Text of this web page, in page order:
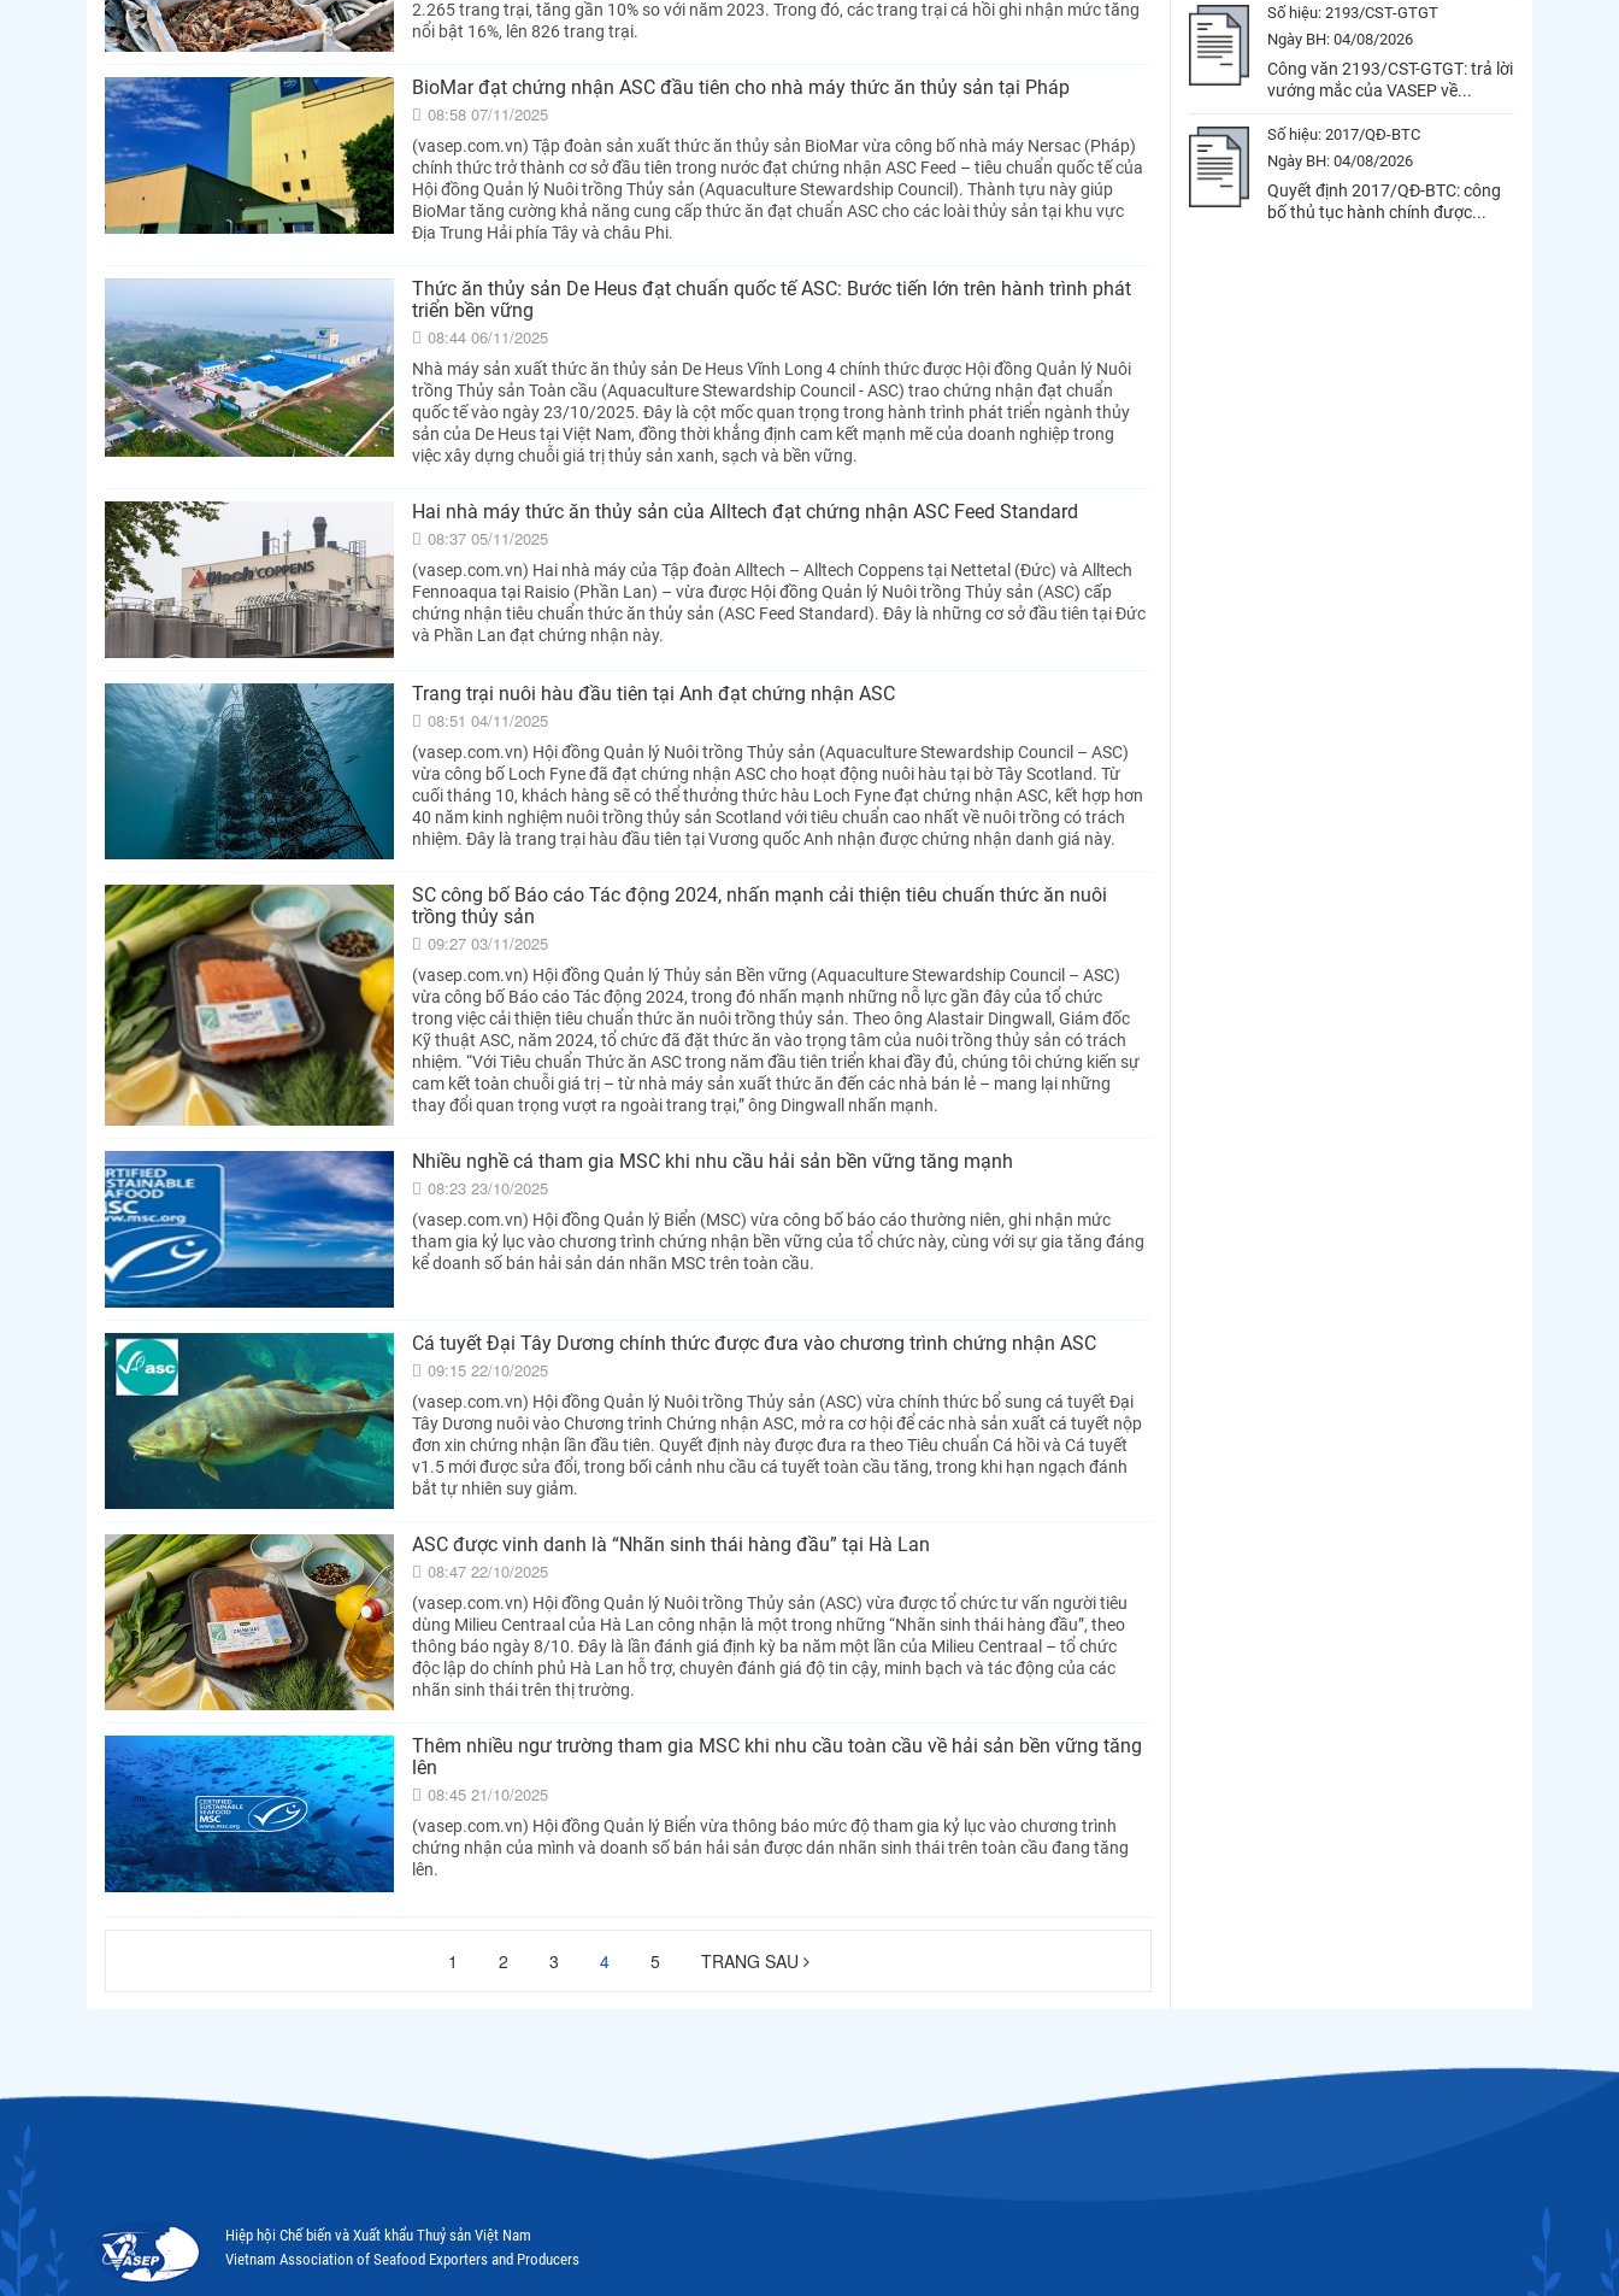
2.265 trang trại, tăng gần 10% so với năm 2023. Trong đó, các trang trại cá hồi ghi nhận mức tăng
nổi bật 16%, lên 826 trang trại.
BioMar đạt chứng nhận ASC đầu tiên cho nhà máy thức ăn thủy sản tại Pháp
08:58 07/11/2025
(vasep.com.vn) Tập đoàn sản xuất thức ăn thủy sản BioMar vừa công bố nhà máy Nersac (Pháp)
chính thức trở thành cơ sở đầu tiên trong nước đạt chứng nhận ASC Feed – tiêu chuẩn quốc tế của
Hội đồng Quản lý Nuôi trồng Thủy sản (Aquaculture Stewardship Council). Thành tựu này giúp
BioMar tăng cường khả năng cung cấp thức ăn đạt chuẩn ASC cho các loài thủy sản tại khu vực
Địa Trung Hải phía Tây và châu Phi.
Thức ăn thủy sản De Heus đạt chuẩn quốc tế ASC: Bước tiến lớn trên hành trình phát
triển bền vững
08:44 06/11/2025
Nhà máy sản xuất thức ăn thủy sản De Heus Vĩnh Long 4 chính thức được Hội đồng Quản lý Nuôi
trồng Thủy sản Toàn cầu (Aquaculture Stewardship Council - ASC) trao chứng nhận đạt chuẩn
quốc tế vào ngày 23/10/2025. Đây là cột mốc quan trọng trong hành trình phát triển ngành thủy
sản của De Heus tại Việt Nam, đồng thời khẳng định cam kết mạnh mẽ của doanh nghiệp trong
việc xây dựng chuỗi giá trị thủy sản xanh, sạch và bền vững.
Hai nhà máy thức ăn thủy sản của Alltech đạt chứng nhận ASC Feed Standard
08:37 05/11/2025
(vasep.com.vn) Hai nhà máy của Tập đoàn Alltech – Alltech Coppens tại Nettetal (Đức) và Alltech
Fennoaqua tại Raisio (Phần Lan) – vừa được Hội đồng Quản lý Nuôi trồng Thủy sản (ASC) cấp
chứng nhận tiêu chuẩn thức ăn thủy sản (ASC Feed Standard). Đây là những cơ sở đầu tiên tại Đức
và Phần Lan đạt chứng nhận này.
Trang trại nuôi hàu đầu tiên tại Anh đạt chứng nhận ASC
08:51 04/11/2025
(vasep.com.vn) Hội đồng Quản lý Nuôi trồng Thủy sản (Aquaculture Stewardship Council – ASC)
vừa công bố Loch Fyne đã đạt chứng nhận ASC cho hoạt động nuôi hàu tại bờ Tây Scotland. Từ
cuối tháng 10, khách hàng sẽ có thể thưởng thức hàu Loch Fyne đạt chứng nhận ASC, kết hợp hơn
40 năm kinh nghiệm nuôi trồng thủy sản Scotland với tiêu chuẩn cao nhất về nuôi trồng có trách
nhiệm. Đây là trang trại hàu đầu tiên tại Vương quốc Anh nhận được chứng nhận danh giá này.
SC công bố Báo cáo Tác động 2024, nhấn mạnh cải thiện tiêu chuẩn thức ăn nuôi
trồng thủy sản
09:27 03/11/2025
(vasep.com.vn) Hội đồng Quản lý Thủy sản Bền vững (Aquaculture Stewardship Council – ASC)
vừa công bố Báo cáo Tác động 2024, trong đó nhấn mạnh những nỗ lực gần đây của tổ chức
trong việc cải thiện tiêu chuẩn thức ăn nuôi trồng thủy sản. Theo ông Alastair Dingwall, Giám đốc
Kỹ thuật ASC, năm 2024, tổ chức đã đặt thức ăn vào trọng tâm của nuôi trồng thủy sản có trách
nhiệm. “Với Tiêu chuẩn Thức ăn ASC trong năm đầu tiên triển khai đầy đủ, chúng tôi chứng kiến sự
cam kết toàn chuỗi giá trị – từ nhà máy sản xuất thức ăn đến các nhà bán lẻ – mang lại những
thay đổi quan trọng vượt ra ngoài trang trại,” ông Dingwall nhấn mạnh.
Nhiều nghề cá tham gia MSC khi nhu cầu hải sản bền vững tăng mạnh
08:23 23/10/2025
(vasep.com.vn) Hội đồng Quản lý Biển (MSC) vừa công bố báo cáo thường niên, ghi nhận mức
tham gia kỷ lục vào chương trình chứng nhận bền vững của tổ chức này, cùng với sự gia tăng đáng
kể doanh số bán hải sản dán nhãn MSC trên toàn cầu.
Cá tuyết Đại Tây Dương chính thức được đưa vào chương trình chứng nhận ASC
09:15 22/10/2025
(vasep.com.vn) Hội đồng Quản lý Nuôi trồng Thủy sản (ASC) vừa chính thức bổ sung cá tuyết Đại
Tây Dương nuôi vào Chương trình Chứng nhận ASC, mở ra cơ hội để các nhà sản xuất cá tuyết nộp
đơn xin chứng nhận lần đầu tiên. Quyết định này được đưa ra theo Tiêu chuẩn Cá hồi và Cá tuyết
v1.5 mới được sửa đổi, trong bối cảnh nhu cầu cá tuyết toàn cầu tăng, trong khi hạn ngạch đánh
bắt tự nhiên suy giảm.
ASC được vinh danh là “Nhãn sinh thái hàng đầu” tại Hà Lan
08:47 22/10/2025
(vasep.com.vn) Hội đồng Quản lý Nuôi trồng Thủy sản (ASC) vừa được tổ chức tư vấn người tiêu
dùng Milieu Centraal của Hà Lan công nhận là một trong những “Nhãn sinh thái hàng đầu”, theo
thông báo ngày 8/10. Đây là lần đánh giá định kỳ ba năm một lần của Milieu Centraal – tổ chức
độc lập do chính phủ Hà Lan hỗ trợ, chuyên đánh giá độ tin cậy, minh bạch và tác động của các
nhãn sinh thái trên thị trường.
Thêm nhiều ngư trường tham gia MSC khi nhu cầu toàn cầu về hải sản bền vững tăng
lên
08:45 21/10/2025
(vasep.com.vn) Hội đồng Quản lý Biển vừa thông báo mức độ tham gia kỷ lục vào chương trình
chứng nhận của mình và doanh số bán hải sản được dán nhãn sinh thái trên toàn cầu đang tăng
lên.
1 2 3 4 5 TRANG SAU
Số hiệu: 2193/CST-GTGT
Ngày BH: 04/08/2026
Công văn 2193/CST-GTGT: trả lời
vướng mắc của VASEP về...
Số hiệu: 2017/QĐ-BTC
Ngày BH: 04/08/2026
Quyết định 2017/QĐ-BTC: công
bố thủ tục hành chính được...
Hiệp hội Chế biến và Xuất khẩu Thuỷ sản Việt Nam
Vietnam Association of Seafood Exporters and Producers